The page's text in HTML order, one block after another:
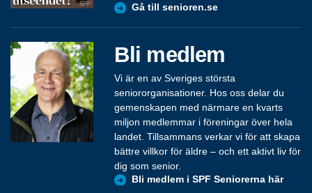
Gå till senioren.se
Bli medlem
Vi är en av Sveriges största
seniororganisationer. Hos oss delar du
gemenskapen med närmare en kvarts
miljon medlemmar i föreningar över hela
landet. Tillsammans verkar vi för att skapa
bättre villkor för äldre – och ett aktivt liv för
dig som senior.
Bli medlem i SPF Seniorerna här